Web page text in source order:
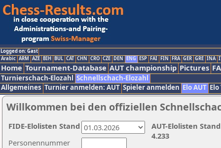
Logged on: Gast
Arabic ARM AZE BIH BUL CAT CHN CRO CZE DEN ENG ESP FAI FIN FRA GER GRE INA
Home Tournament-Database AUT championship Pictures
Turnierschach-Elozahl Schnellschach-Elozahl
Allgemeines Turnier anmelden: AUT Spieler anmelden Elo AUT
Willkommen bei den offiziellen
Personennummer
AUT-Elolisten
4.233
FIDE-Elolisten Stand